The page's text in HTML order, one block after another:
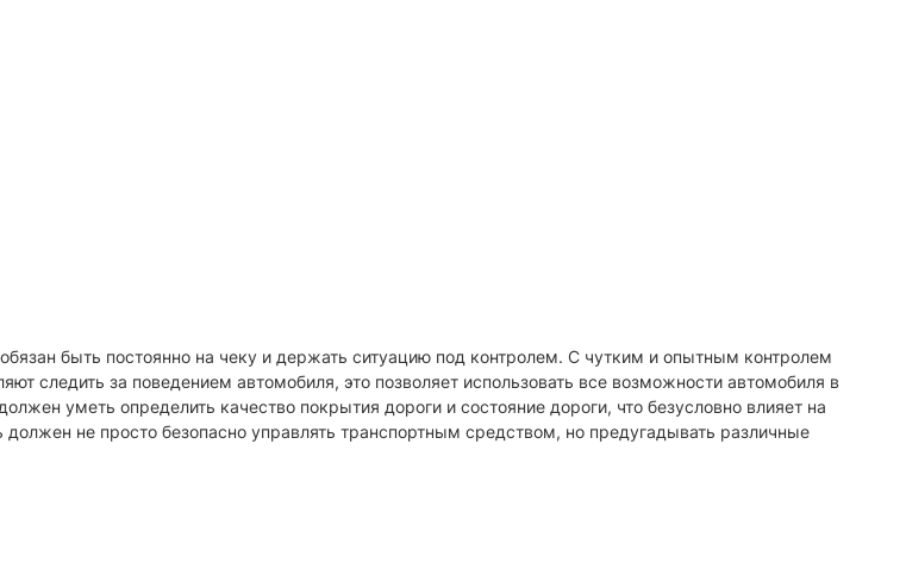
быть постоянно на чеку и держать ситуацию под контролем. С чутким и опытным контролем
следить за поведением автомобиля, это позволяет использовать все возможности автомобиля в
уметь определить качество покрытия дороги и состояние дороги, что безусловно влияет на
не просто безопасно управлять транспортным средством, но предугадывать различные